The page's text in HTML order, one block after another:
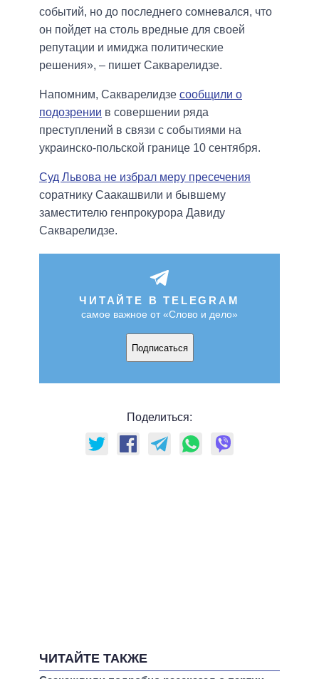
событий, но до последнего сомневался, что
он пойдет на столь вредные для своей
репутации и имиджа политические
решения», – пишет Сакварелидзе.
Напомним, Сакварелидзе сообщили о
подозрении в совершении ряда
преступлений в связи с событиями на
украинско-польской границе 10 сентября.
Суд Львова не избрал меру пресечения
соратнику Саакашвили и бывшему
заместителю генпрокурора Давиду
Сакварелидзе.
ЧИТАЙТЕ В TELEGRAM
самое важное от «Слово и дело»
Подписаться
Поделиться:
ЧИТАЙТЕ ТАКЖЕ